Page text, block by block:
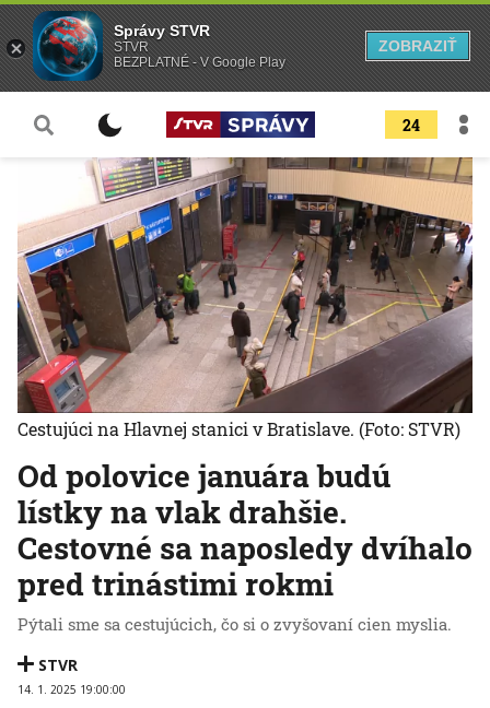
24
Od polovice januára budú
lístky na vlak drahšie.
Cestovné sa naposledy dvíhalo
pred trinástimi rokmi
Pýtali sme sa cestujúcich, čo si o zvyšovaní cien myslia.
STVR
14. 1. 2025 19:00:00
Cestujúci na Hlavnej stanici v Bratislave. (Foto: STVR)
Správy STVR
STVR
BEZPLATNÉ - V Google Play
ZOBRAZIŤ